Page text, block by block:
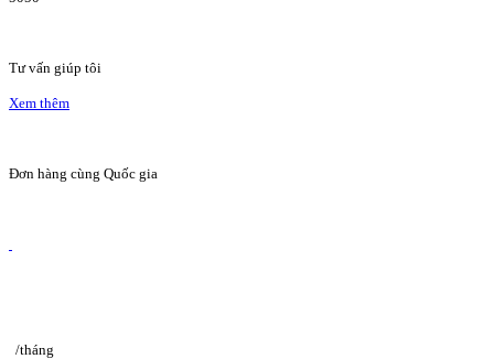
Tư vấn giúp tôi
Xem thêm
Đơn hàng cùng Quốc gia
/tháng